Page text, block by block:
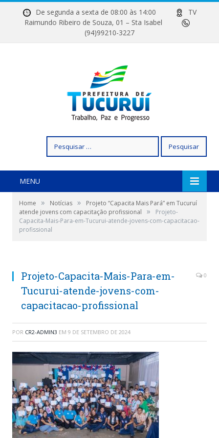
De segunda a sexta de 08:00 às 14:00
TV
Raimundo Ribeiro de Souza, 01 – Sta Isabel
(94)99210-3227
por:
MENU
Home » Notícias »
Projeto “Capacita Mais Pará” em Tucuruí
atende jovens com capacitação profissional
»
Projeto-
Capacita-Mais-Para-em-Tucurui-atende-jovens-com-capacitacao-
profissional
Projeto-Capacita-Mais-Para-em-
Tucurui-atende-jovens-com-
capacitacao-profissional
0
POR CR2-ADMIN3 EM 9 DE SETEMBRO DE 2024